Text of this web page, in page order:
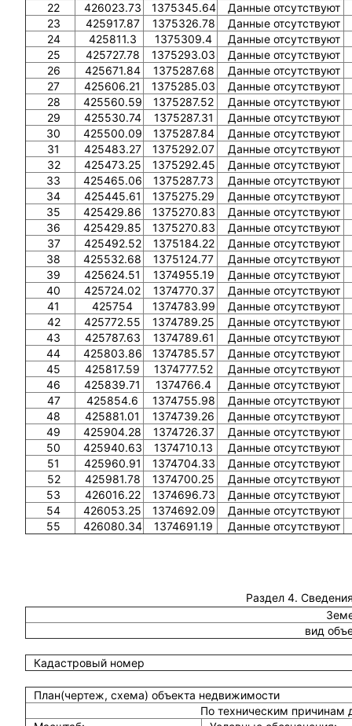
22
426023.73 1375345.64
Данные отсутствуют
23
425917.87 1375326.78
Данные отсутствуют
24
425811.3 1375309.4
Данные отсутствуют
25
425727.78 1375293.03
Данные отсутствуют
26
425671.84 1375287.68
Данные отсутствуют
27
425606.21 1375285.03
Данные отсутствуют
28
425560.59 1375287.52
Данные отсутствуют
29
425530.74 1375287.31
Данные отсутствуют
30
425500.09 1375287.84
Данные отсутствуют
31
425483.27 1375292.07
Данные отсутствуют
32
425473.25 1375292.45
Данные отсутствуют
33
425465.06 1375287.73
Данные отсутствуют
34
425445.61 1375275.29
Данные отсутствуют
35
425429.86 1375270.83
Данные отсутствуют
36
425429.85 1375270.83
Данные отсутствуют
37
425492.52 1375184.22
Данные отсутствуют
38
425532.68 1375124.77
Данные отсутствуют
39
425624.51 1374955.19
Данные отсутствуют
40
425724.02 1374770.37
Данные отсутствуют
41
425754 1374783.99
Данные отсутствуют
42
425772.55 1374789.25
Данные отсутствуют
43
425787.63 1374789.61
Данные отсутствуют
44
425803.86 1374785.57
Данные отсутствуют
45
425817.59 1374777.52
Данные отсутствуют
46
425839.71 1374766.4
Данные отсутствуют
47
425854.6 1374755.98
Данные отсутствуют
48
425881.01 1374739.26
Данные отсутствуют
49
425904.28 1374726.37
Данные отсутствуют
50
425940.63 1374710.13
Данные отсутствуют
51
425960.91 1374704.33
Данные отсутствуют
52
425981.78 1374700.25
Данные отсутствуют
53
426016.22 1374696.73
Данные отсутствуют
54
426053.25 1374692.09
Данные отсутствуют
55
426080.34 1374691.19 Данные отсутствуют
Раздел 4.
вид
Кадастровый номер
План(чертеж, схема) объекта недвижимости
По техническим причинам